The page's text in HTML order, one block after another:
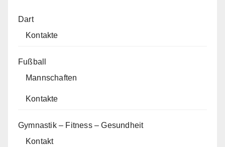
Dart
Kontakte
Fußball
Mannschaften
Kontakte
Gymnastik – Fitness – Gesundheit
Kontakt